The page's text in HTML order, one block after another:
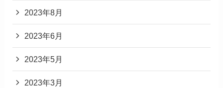
2023年8月
2023年6月
2023年5月
2023年3月